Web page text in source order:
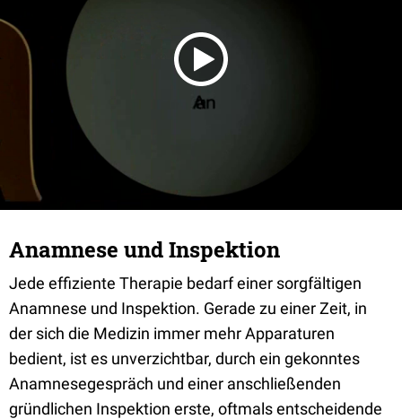
Anamnese und Inspektion
Jede effiziente Therapie bedarf einer sorgfältigen
Anamnese und Inspektion. Gerade zu einer Zeit, in
der sich die Medizin immer mehr Apparaturen
bedient, ist es unverzichtbar, durch ein gekonntes
Anamnesegespräch und einer anschließenden
gründlichen Inspektion erste, oftmals entscheidende